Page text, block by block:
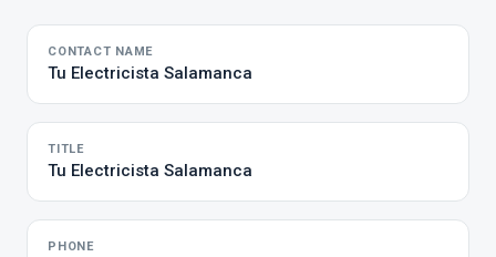
CONTACT NAME
Tu Electricista Salamanca
TITLE
Tu Electricista Salamanca
PHONE